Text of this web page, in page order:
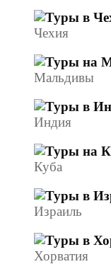
Чехия
Мальдивы
Индия
Куба
Израиль
Хорватия